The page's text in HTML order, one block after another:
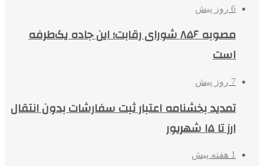
6 روز پیش
مصوبه ۸۵۶ شورای رقابت؛ این جاده یک‌طرفه
است
7 روز پیش
تمدید بخشنامه اعتبار ثبت سفارشات بدون انتقال
ارز تا ۱۵ شهریور
1 هفته پیش